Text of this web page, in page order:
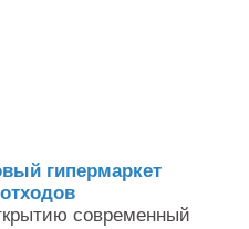
гипермаркет
современный